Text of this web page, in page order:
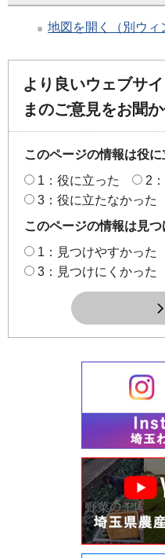
地図を開く（別ウィ
より良いウェブサ
まのご意見をお聞
このページの情報は役
1：役に立った
2
3：役に立たなかった
このページの情報は見
1：見つけやすかった
3：見つけにくかった